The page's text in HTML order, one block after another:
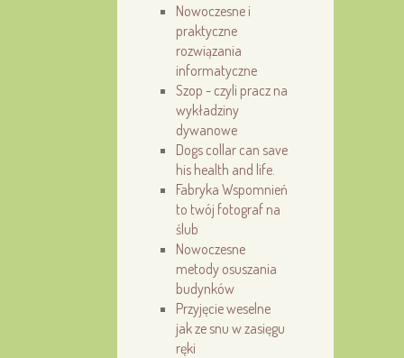
Nowoczesne i
praktyczne
rozwiązania
informatyczne
Szop - czyli pracz na
wykładziny
dywanowe
Dogs collar can save
his health and life.
Fabryka Wspomnień
to twój fotograf na
ślub
Nowoczesne
metody osuszania
budynków
Przyjęcie weselne
jak ze snu w zasięgu
ręki